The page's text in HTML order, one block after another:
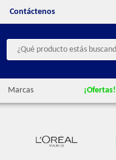
Contáctenos
Marcas ¡Ofertas!